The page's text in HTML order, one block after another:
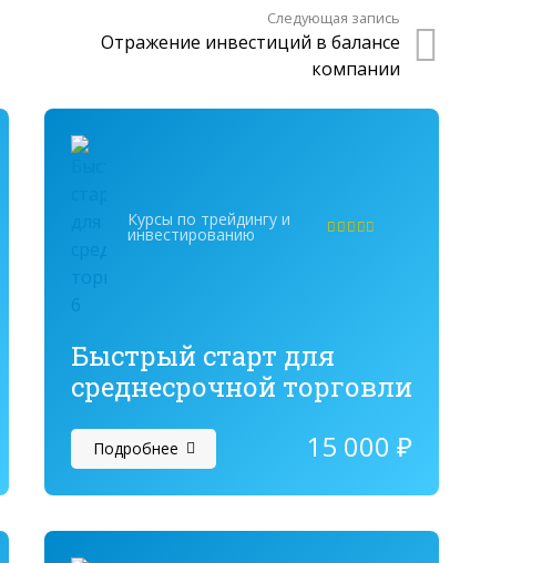
Следующая запись
Отражение инвестиций в балансе
компании
Курсы по трейдингу и
инвестированию
Быстрый старт для
среднесрочной торговли
Подробнее 15 000 ₽